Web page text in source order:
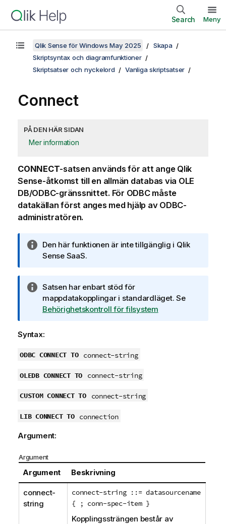
Search Meny
Qlik Sense för Windows May 2025
Skapa
Skriptsyntax och diagramfunktioner
Skriptsatser och nyckelord
Vanliga skriptsatser
Connect
PÅ DEN HÄR SIDAN
Mer information
CONNECT-satsen används för att ange Qlik
Sense-åtkomst till en allmän databas via OLE
DB/ODBC-gränssnittet. För ODBCmåste
datakällan först anges med hjälp av ODBC-
administratören.
A
n
c
k
n
n
o
i
f
r
m
t
i
o
Den här funktionen är inte tillgänglig i Qlik
Sense SaaS.
A
n
t
c
n
n
o
i
o
r
m
a
t
i
Satsen har enbart stöd för
mappdatakopplingar i standardläget. Se
Behörighetskontroll för filsystem
Syntax:
ODBC CONNECT TO connect-string
OLEDB CONNECT TO connect-string
CUSTOM CONNECT TO connect-string
LIB CONNECT TO connection
Argument:
Argument
Argument Beskrivning
connect-
string
connect-string ::= datasourcename
{ ; conn-spec-item }
Kopplingssträngen består av